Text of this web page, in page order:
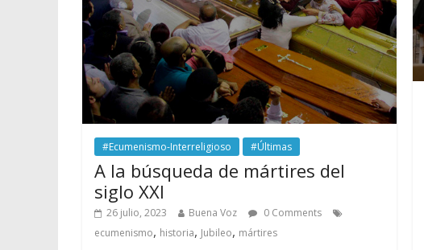
#Ecumenismo-Interreligioso #Últimas
A la búsqueda de mártires del
siglo XXI
26 julio, 2023 Buena Voz
0 Comments
ecumenismo, historia, Jubileo, mártires